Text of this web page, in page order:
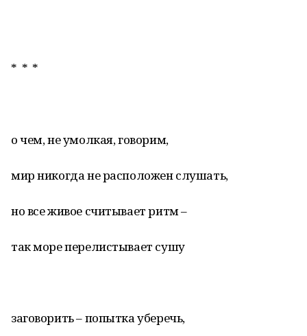
* * *
о чем, не умолкая, говорим,
мир никогда не расположен слушать,
но все живое считывает ритм –
так море перелистывает сушу
заговорить – попытка уберечь,